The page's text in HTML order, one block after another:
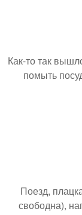
Как-то так
помыть
Поезд,
свободна),